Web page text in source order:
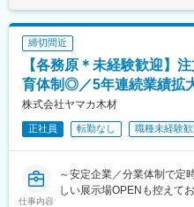
のある社員が多く、営業ロ
いに高め合う風土です。
飛び込み営業がなくても案
す。
・ペアで営業活動を行いま
となっておりますので、若
部署の目標達成に向けて様
す。
・日中に集中的にアポイン
■当社製品：
・当社は無垢材をふんだん
手当（月２万円）・昼食手
など賃金はあくまでも目安
可能性があります。月給(月
締切間近
【各務原＊未経験歓迎】
育体制◎／5年連続業績拡
株式会社ヤマカ木材
正社員 転勤なし 職種未経験歓
仕事内容
～安定企業／分業体制で定
しい展示場OPENも控えて